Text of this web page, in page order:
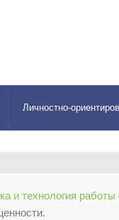
Личностно-
и технология